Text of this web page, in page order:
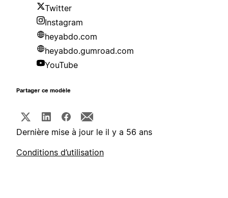
Twitter
Instagram
heyabdo.com
heyabdo.gumroad.com
YouTube
Partager ce modèle
Dernière mise à jour le il y a 56 ans
Conditions d’utilisation